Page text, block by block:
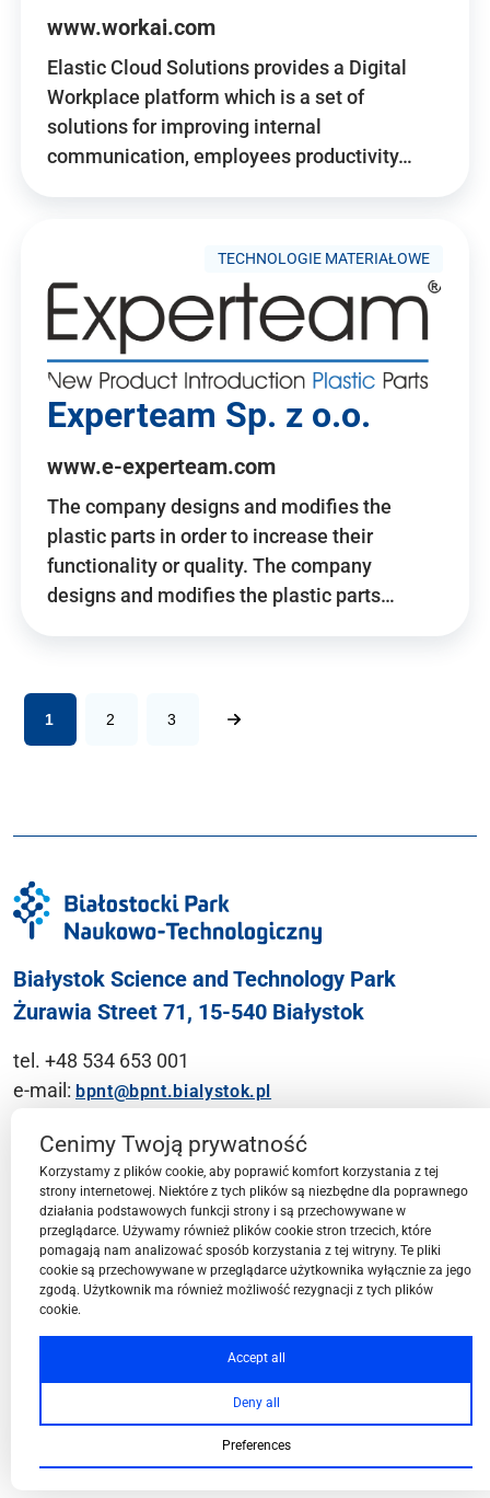
www.workai.com
Elastic Cloud Solutions provides a Digital
Workplace platform which is a set of
solutions for improving internal
communication, employees productivity…
TECHNOLOGIE MATERIAŁOWE
Experteam Sp. z o.o.
www.e-experteam.com
The company designs and modifies the
plastic parts in order to increase their
functionality or quality. The company
designs and modifies the plastic parts…
1 2 3
Białystok Science and Technology Park
Żurawia Street 71, 15-540 Białystok
tel. +48 534 653 001
e-mail: bpnt@bpnt.bialystok.pl
Contact
BPN-T Area
BPN-T Offer
Cenimy Twoją prywatność
Korzystamy z plików cookie, aby poprawić komfort korzystania z tej
strony internetowej. Niektóre z tych plików są niezbędne dla poprawnego
działania podstawowych funkcji strony i są przechowywane w
przeglądarce. Używamy również plików cookie stron trzecich, które
pomagają nam analizować sposób korzystania z tej witryny. Te pliki
cookie są przechowywane w przeglądarce użytkownika wyłącznie za jego
zgodą. Użytkownik ma również możliwość rezygnacji z tych plików
cookie.
Accept all
Deny all
Preferences